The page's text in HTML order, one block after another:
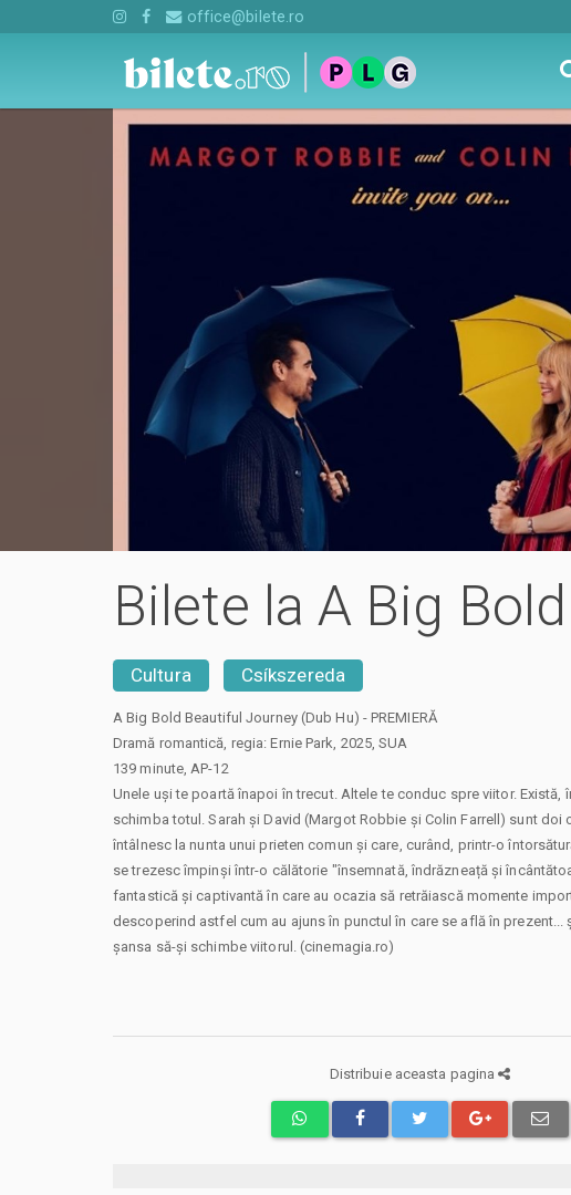
office@bilete.ro
Bilete la A Big
Cultura Csíkszereda
A Big Bold Beautiful Journey (Dub Hu) - PREMIERĂ
Dramă romantică, regia: Ernie Park, 2025, SUA
139 minute, AP-12
Unele uși te poartă înapoi în trecut. Altele te conduc spre viitor. Există,
schimba totul. Sarah și David (Margot Robbie și Colin Farrell) sunt doi
întâlnesc la nunta unui prieten comun și care, curând, printr-o
se trezesc împinși într-o călătorie "însemnată, îndrăzneață și
fantastică și captivantă în care au ocazia să retrăiască momente
descoperind astfel cum au ajuns în punctul în care se află în prezent...
șansa să-și schimbe viitorul. (cinemagia.ro)
Distribuie aceasta pagina